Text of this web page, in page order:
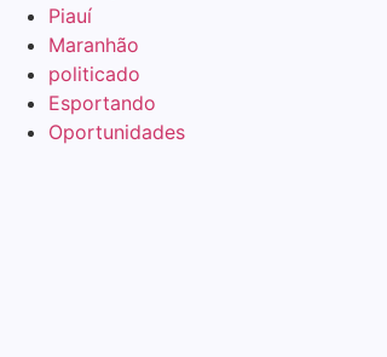
Piauí
Maranhão
politicado
Esportando
Oportunidades